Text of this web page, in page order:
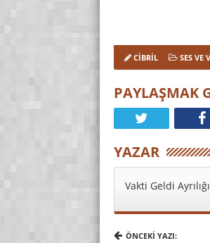
CIBRIL SES VE
PAYLAŞMAK
YAZAR
Vakti Geldi
ÖNCEKI YAZI: